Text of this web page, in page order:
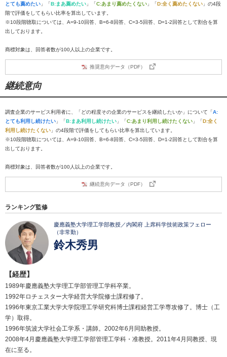
とても薦めたい 」「B:まあ薦めたい 」「C:あまり薦めたくない 」「D:全く薦めたくない 」の4段
階で評価をしてもらい比率を算出しています。
※10段階聴取については、A=9-10回答、B=6-8回答、C=3-5回答、D=1-2回答として割合を算
出しております。
商標対象は、回答者数が100人以上の企業です。
推奨意向データ（PDF）
継続意向
調査企業のサービス利用者に、「どの程度その企業のサービスを継続したいか」について「A:
とても利用し続けたい 」「B:まあ利用し続けたい 」「C:あまり利用し続けたくない 」「D:全く
利用し続けたくない 」の4段階で評価をしてもらい比率を算出しています。
※10段階聴取については、A=9-10回答、B=6-8回答、C=3-5回答、D=1-2回答として割合を算
出しております。
商標対象は、回答者数が100人以上の企業です。
継続意向データ（PDF）
ランキング監修
慶應義塾大学理工学部教授／内閣府 上席科学技術政策フェロー
（非常勤）
鈴木秀男
【経歴】
1989年慶應義塾大学理工学部管理工学科卒業。
1992年ロチェスター大学経営大学院修士課程修了。
1996年東京工業大学大学院理工学研究科博士課程経営工学専攻修了。博士（工
学）取得。
1996年筑波大学社会工学系・講師。2002年6月同助教授。
2008年4月慶應義塾大学理工学部管理工学科・准教授。2011年4月同教授、現
在に至る。